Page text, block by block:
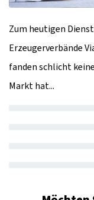
Zum heutigen
Erzeugerverbände
fanden schlicht
Markt hat...